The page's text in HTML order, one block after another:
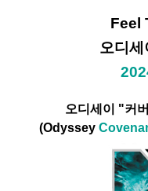
Feel
오디세
오디세이 "커
(Odyssey